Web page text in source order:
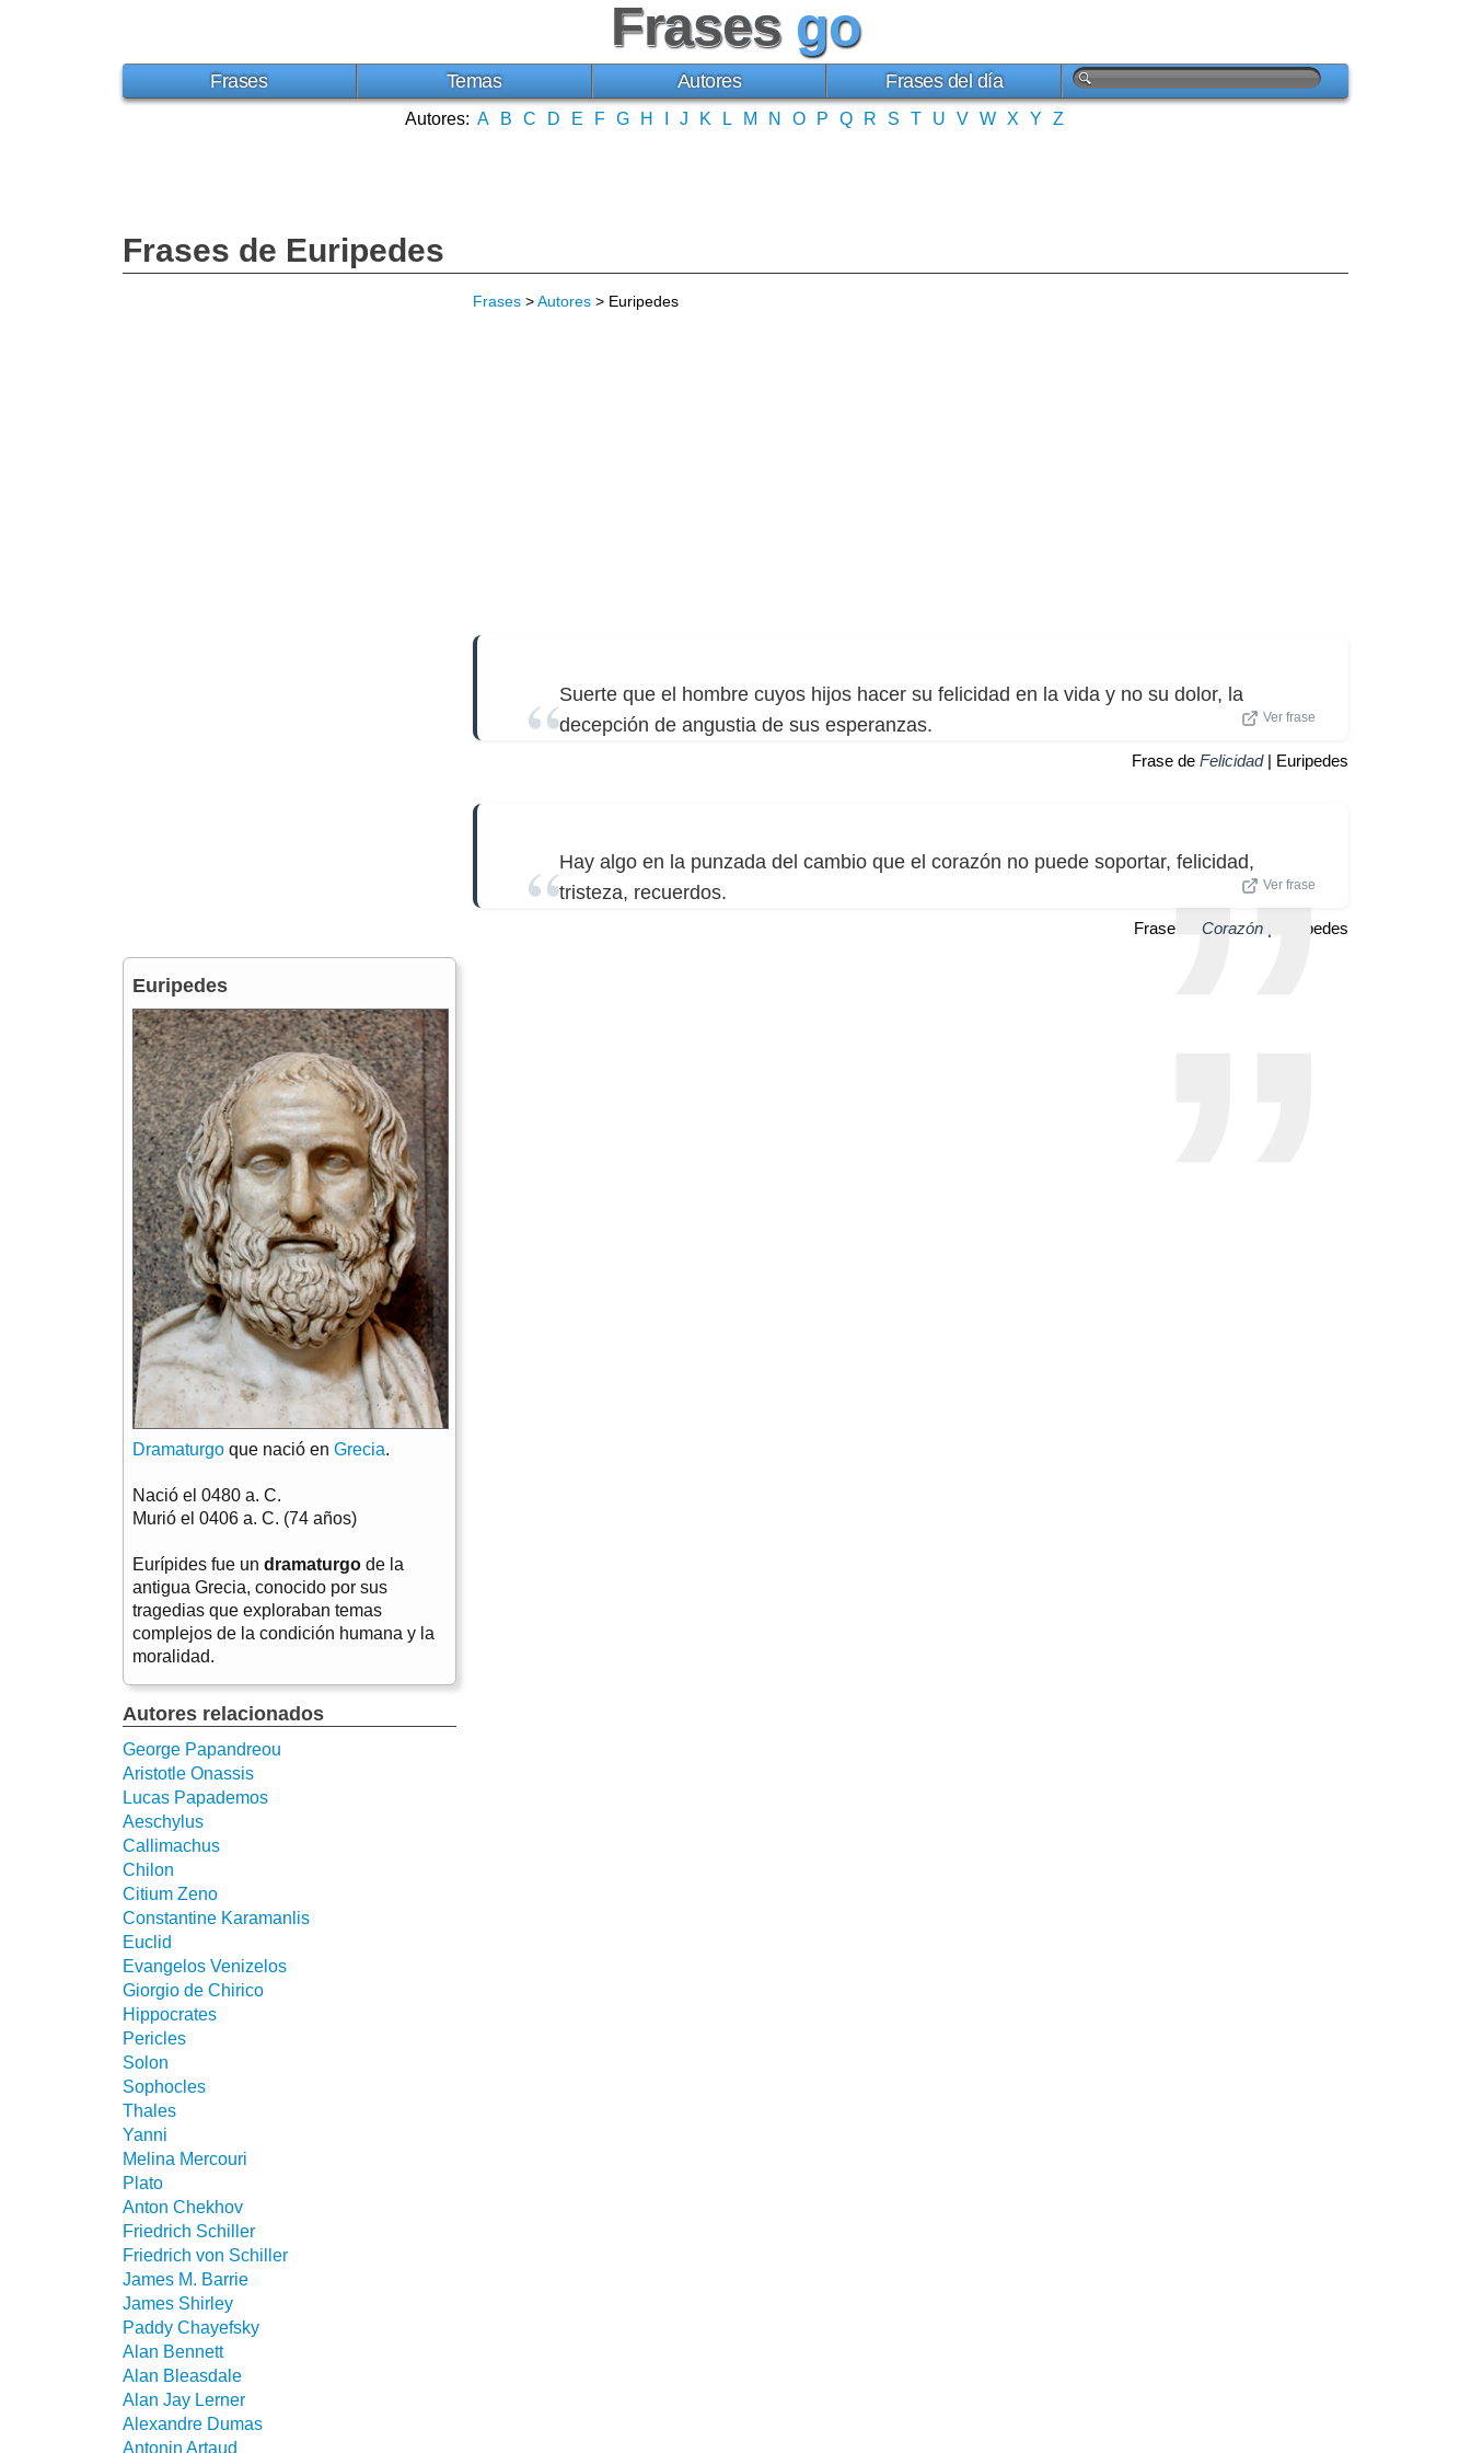
Frases go
Frases Temas Autores Frases del día
Autores: A B C D E F G H J K L M N O P Q R S T U V W X Y Z
Frases de Euripedes
Frases >Autores > Euripedes
Suerte que el hombre cuyos hijos hacer su felicidad en la vida y no su dolor, la
decepción de angustia de sus esperanzas.
Ver frase
Frase de Felicidad| Euripedes
Hay algo en la punzada del cambio que el corazón no puede soportar, felicidad,
tristeza, recuerdos.
Ver frase
Frase de Corazón | Euripedes
Euripedes
Dramaturgo que nació en Grecia.
Nació el 0480 a. C.
Murió el 0406 a. C. (74 años)
Eurípides fue un dramaturgo de la
antigua Grecia, conocido por sus
tragedias que exploraban temas
complejos de la condición humana y la
moralidad.
Autores relacionados
George Papandreou
Aristotle Onassis
Lucas Papademos
Aeschylus
Callimachus
Chilon
Citium Zeno
Constantine Karamanlis
Euclid
Evangelos Venizelos
Giorgio de Chirico
Hippocrates
Pericles
Solon
Sophocles
Thales
Yanni
Melina Mercouri
Plato
Anton Chekhov
Friedrich Schiller
Friedrich von Schiller
James M. Barrie
James Shirley
Paddy Chayefsky
Alan Bennett
Alan Bleasdale
Alan Jay Lerner
Alexandre Dumas
Antonin Artaud